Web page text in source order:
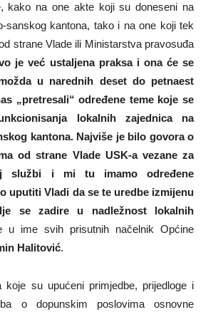
kako na one akte koji su doneseni na
sanskog kantona, tako i na one koji tek
strane Vlade ili Ministarstva pravosuđa
je već ustaljena praksa i ona će se
u narednih deset do petnaest
„pretresali“ određene teme koje se
lokalnih zajednica na
kantona. Najviše je bilo govora o
od strane Vlade USK-a vezane za
službi i mi tu imamo određene
uputiti Vladi da se te uredbe izmijenu
se zadire u nadležnost lokalnih
u ime svih prisutnih načelnik Općine
Halitović.
koje su upućeni primjedbe, prijedloge i
o dopunskim poslovima osnovne